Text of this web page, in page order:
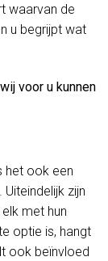
waarvan de
u begrijpt wat
voor u kunnen
het ook een
zijn
met hun
optie is, hangt
ook beïnvloed